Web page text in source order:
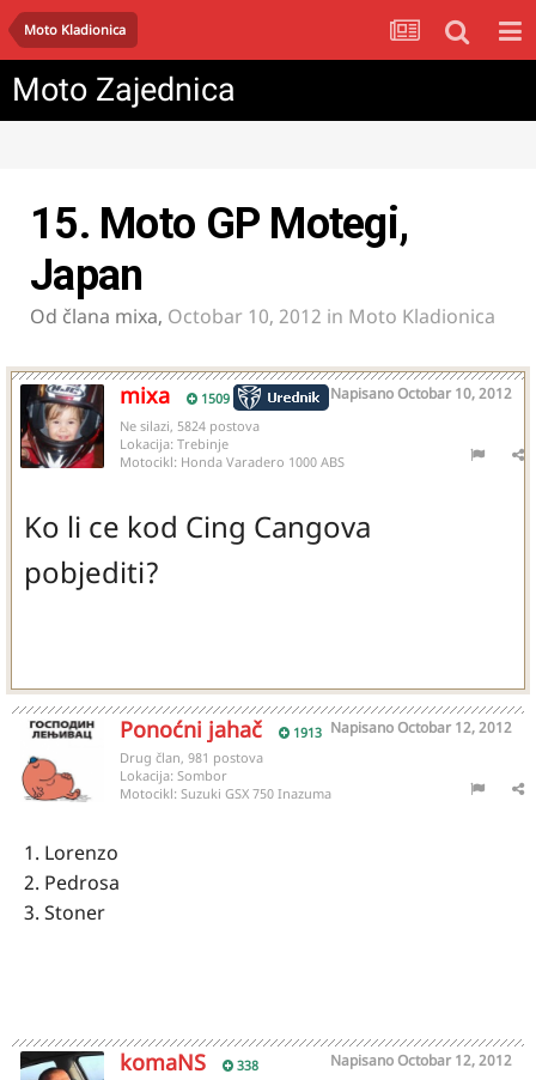
Moto Kladionica
Moto Zajednica
15. Moto GP Motegi,
Japan
Od člana mixa, Octobar 10, 2012 in Moto Kladionica
mixa 1509 NapisanoOctobar 10, 2012
Ne silazi, 5824 postova
Lokacija: Trebinje
Motocikl: Honda Varadero 1000 ABS
Ko li ce kod Cing Cangova
pobjediti?
Ponoćni jahač 1913 NapisanoOctobar 12, 2012
Drug član, 981 postova
Lokacija: Sombor
Motocikl: Suzuki GSX 750 Inazuma
1. Lorenzo
2. Pedrosa
3. Stoner
komaNS 338 NapisanoOctobar 12, 2012